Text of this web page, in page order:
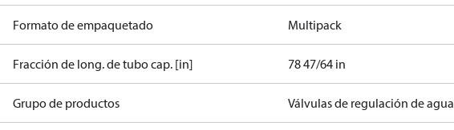
Formato de empaquetado Multipack
Fracción de long. de tubo cap. [in] 78 47/64 in
Grupo de productos Válvulas de regulación de agua